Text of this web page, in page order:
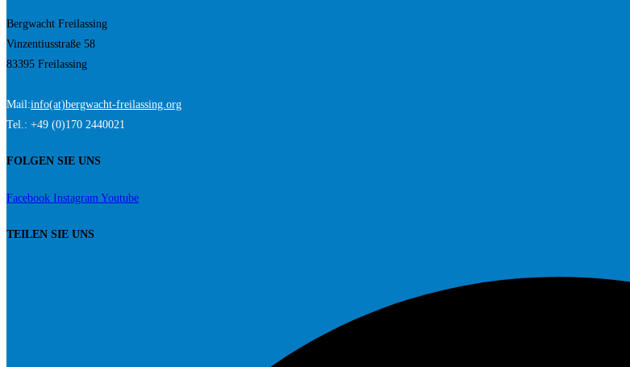
Bergwacht Freilassing
Vinzentiusstraße 58
83395 Freilassing
Mail:info(at)bergwacht-freilassing.org
Tel.: +49 (0)170 2440021
FOLGEN SIE UNS
Facebook Instagram Youtube
TEILEN SIE UNS